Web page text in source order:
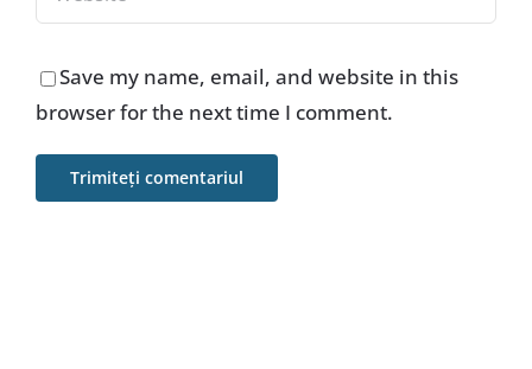
Save my name, email, and website in this
browser for the next time I comment.